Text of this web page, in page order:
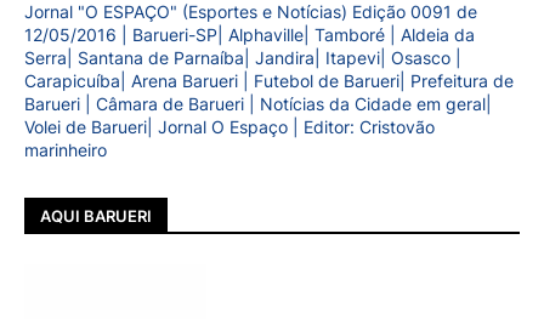
Jornal "O ESPAÇO" (Esportes e Notícias) Edição 0091 de
12/05/2016 | Barueri-SP| Alphaville| Tamboré | Aldeia da
Serra| Santana de Parnaíba| Jandira| Itapevi| Osasco |
Carapicuíba| Arena Barueri | Futebol de Barueri| Prefeitura de
Barueri | Câmara de Barueri | Notícias da Cidade em geral|
Volei de Barueri| Jornal O Espaço | Editor: Cristovão
marinheiro
AQUI BARUERI